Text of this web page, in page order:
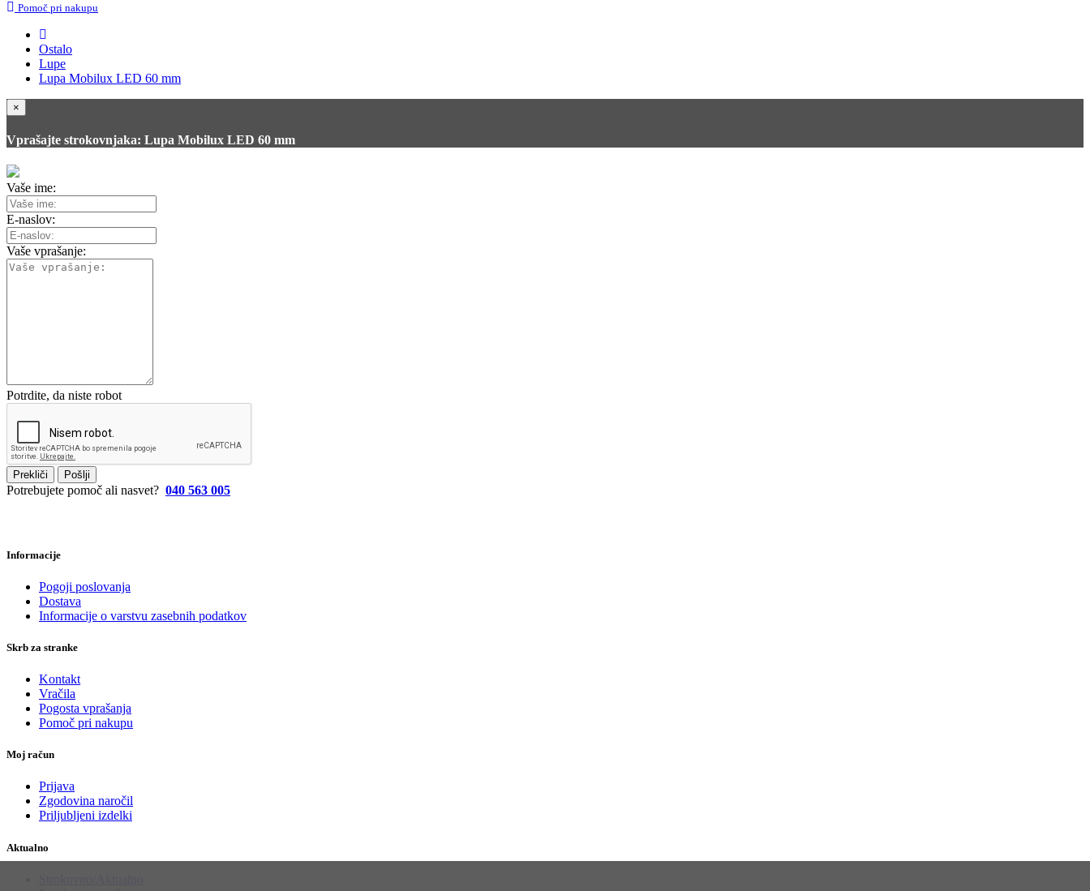
Pomoč pri nakupu
Ostalo
Lupe
Lupa Mobilux LED 60 mm
×
Vprašajte strokovnjaka: Lupa Mobilux LED 60 mm
Vaše ime:
E-naslov:
Vaše vprašanje:
Potrdite, da niste robot
Prekliči Pošlji
Potrebujete pomoč ali nasvet? 040 563 005
Informacije
Pogoji poslovanja
Dostava
Informacije o varstvu zasebnih podatkov
Skrb za stranke
Kontakt
Vračila
Pogosta vprašanja
Pomoč pri nakupu
Moj račun
Prijava
Zgodovina naročil
Priljubljeni izdelki
Aktualno